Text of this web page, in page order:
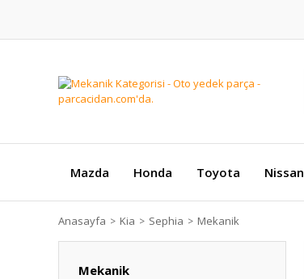
Mazda Honda Toyota Nissan
Anasayfa Kia Sephia Mekanik
Mekanik